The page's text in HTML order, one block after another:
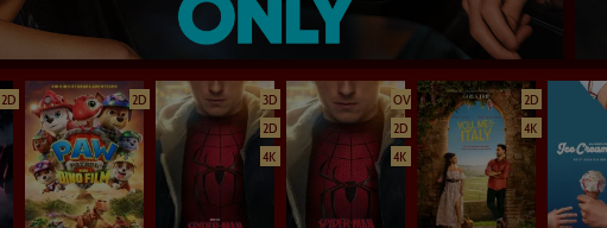
2D 2D
3D
2D
4K
OV
2D
4K
2D
4K